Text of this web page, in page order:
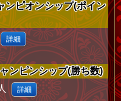
ンピオンシップ(ポイン
詳細
ンピンシップ(勝ち数)
詳細